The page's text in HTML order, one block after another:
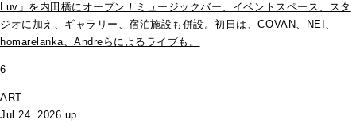
Luv」を内田橋にオープン！ミュージックバー、イベントスペース、スタ
ジオに加え、ギャラリー、宿泊施設も併設。初日は、COVAN、NEI、
homarelanka、Andreらによるライブも。
6
ART
Jul 24. 2026 up